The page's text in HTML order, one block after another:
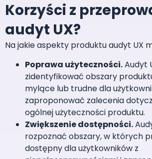
Korzyści z
audyt UX?
Na jakie aspekty produktu audyt UX
Poprawa użyteczności.Audyt
zidentyfikować obszary
mylące lub trudne dla
zaproponować zalecenia
ogólnej użyteczności produktu.
Zwiększenie dostępności.
rozpoznać obszary, w których
dostępny dla użytkowników z